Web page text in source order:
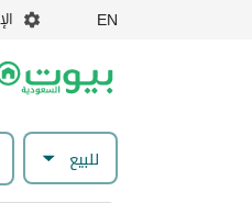
EN
للبيع